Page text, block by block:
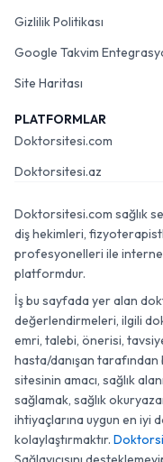
Gizlilik Politikası
Google Takvim
Site Haritası
PLATFORMLAR
Doktorsitesi.com
Doktorsitesi.az
Doktorsitesi.com sağlık
diş hekimleri,
profesyonelleri ile internet
platformdur.
İş bu sayfada yer alan
değerlendirmeleri, ilgili
emri, talebi, önerisi,
hasta/danışan tarafından
sitesinin amacı, sağlık
sağlamak, sağlık
ihtiyaçlarına uygun en iyi
kolaylaştırmaktır.